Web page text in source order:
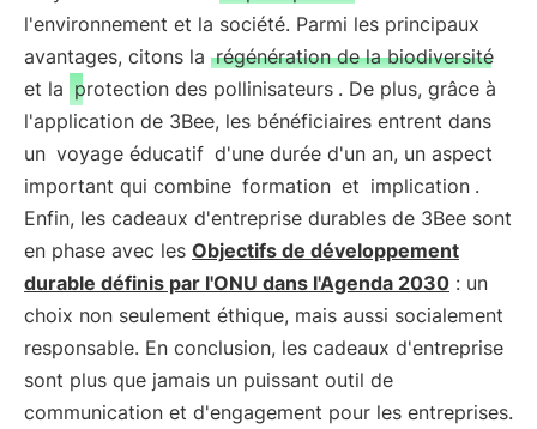
l'environnement et la société. Parmi les principaux
avantages, citons la régénération de la biodiversité
et la protection des pollinisateurs . De plus, grâce à
l'application de 3Bee, les bénéficiaires entrent dans
un voyage éducatif d'une durée d'un an, un aspect
important qui combine formation et implication .
Enfin, les cadeaux d'entreprise durables de 3Bee sont
en phase avec les Objectifs de développement
durable définis par l'ONU dans l'Agenda 2030 : un
choix non seulement éthique, mais aussi socialement
responsable. En conclusion, les cadeaux d'entreprise
sont plus que jamais un puissant outil de
communication et d'engagement pour les entreprises.